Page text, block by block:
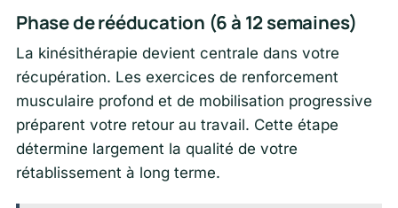
Phase de rééducation (6 à 12 semaines)
La kinésithérapie devient centrale dans votre
récupération. Les exercices de renforcement
musculaire profond et de mobilisation progressive
préparent votre retour au travail. Cette étape
détermine largement la qualité de votre
rétablissement à long terme.